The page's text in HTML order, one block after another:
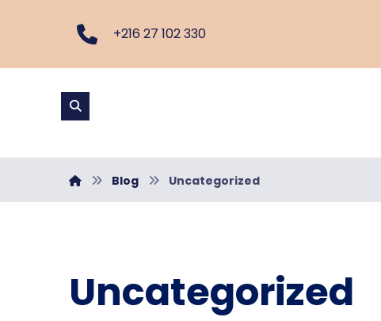
+216 27 102 330
Blog Uncategorized
Uncategorized